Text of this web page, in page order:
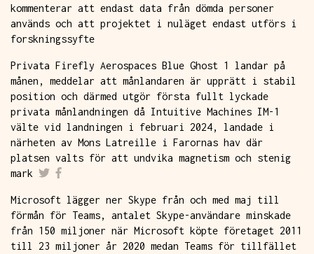
kommenterar att endast data från dömda personer
används och att projektet i nuläget endast utförs i
forskningssyfte
Privata Firefly Aerospaces Blue Ghost 1 landar på
månen, meddelar att månlandaren är upprätt i stabil
position och därmed utgör första fullt lyckade
privata månlandningen då Intuitive Machines IM-1
välte vid landningen i februari 2024, landade i
närheten av Mons Latreille i Farornas hav där
platsen valts för att undvika magnetism och stenig
mark
Microsoft lägger ner Skype från och med maj till
förmån för Teams, antalet Skype-användare minskade
från 150 miljoner när Microsoft köpte företaget 2011
till 23 miljoner år 2020 medan Teams för tillfället